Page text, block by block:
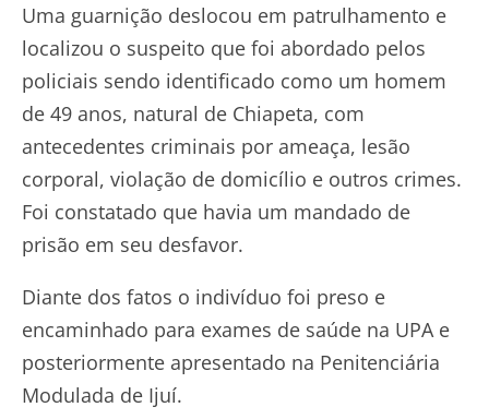
Uma guarnição deslocou em patrulhamento e
localizou o suspeito que foi abordado pelos
policiais sendo identificado como um homem
de 49 anos, natural de Chiapeta, com
antecedentes criminais por ameaça, lesão
corporal, violação de domicílio e outros crimes.
Foi constatado que havia um mandado de
prisão em seu desfavor.
Diante dos fatos o indivíduo foi preso e
encaminhado para exames de saúde na UPA e
posteriormente apresentado na Penitenciária
Modulada de Ijuí.